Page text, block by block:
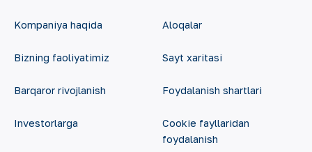
Kompaniya haqida
Bizning faoliyatimiz
Barqaror rivojlanish
Investorlarga
Aloqalar
Sayt xaritasi
Foydalanish shartlari
Cookie fayllaridan
foydalanish